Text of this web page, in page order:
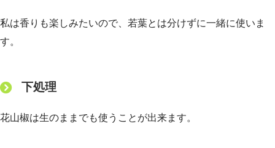
私は香りも楽しみたいので、若葉とは分けずに一緒に使いま
す。
下処理
花山椒は生のままでも使うことが出来ます。